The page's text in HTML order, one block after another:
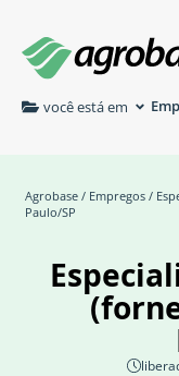
você está em
Agrobase / Empregos /
Paulo/SP